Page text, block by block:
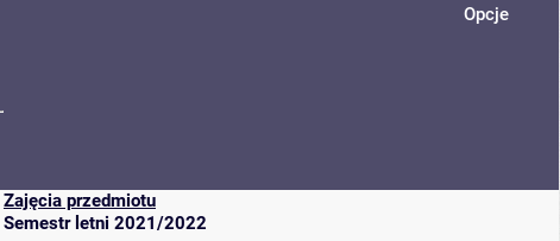
Opcje
Zajęcia przedmiotu
Semestr letni 2021/2022